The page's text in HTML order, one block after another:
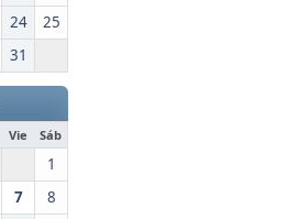
24
25
31
Vie Sáb
1
7 8